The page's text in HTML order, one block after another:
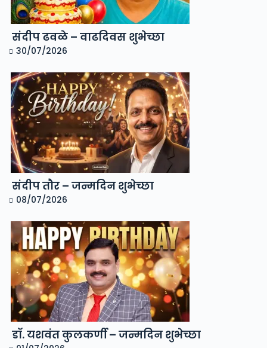
संदीप ढवळे – वाढदिवस शुभेच्छा
30/07/2026
संदीप तौर – जन्मदिन शुभेच्छा
08/07/2026
डॉ. यशवंत कुलकर्णी – जन्मदिन शुभेच्छा